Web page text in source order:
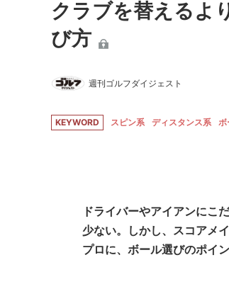
クラブを替えるよ
び方
週刊ゴルフダイジェスト
KEYWORD スピン系 ディスタンス系 ボ
ドライバーやアイアンにこ
少ない。しかし、スコアメ
プロに、ボール選びのポイ